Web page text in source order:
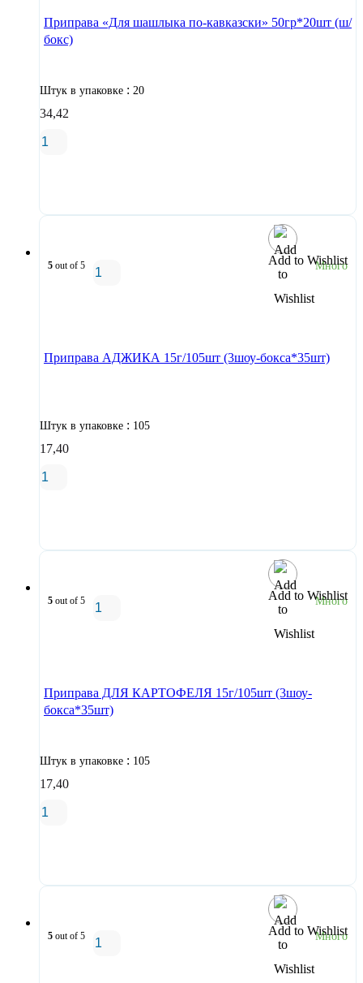
Приправа «Для шашлыка по-кавказски» 50гр*20шт (ш/
бокс)
Штук в упаковке : 20
34,42
Add to Wishlist
5 out of 5 Много
Приправа АДЖИКА 15г/105шт (3шоу-бокса*35шт)
Штук в упаковке : 105
17,40
Add to Wishlist
5 out of 5 Много
Приправа ДЛЯ КАРТОФЕЛЯ 15г/105шт (3шоу-
бокса*35шт)
Штук в упаковке : 105
17,40
Add to Wishlist
5 out of 5 Много